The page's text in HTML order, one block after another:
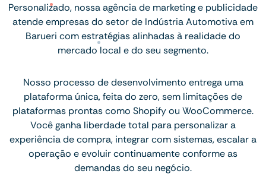
Personalizado, nossa agência de marketing e publicidade
atende empresas do setor de Indústria Automotiva em
Barueri com estratégias alinhadas à realidade do
mercado local e do seu segmento.
Nosso processo de desenvolvimento entrega uma
plataforma única, feita do zero, sem limitações de
plataformas prontas como Shopify ou WooCommerce.
Você ganha liberdade total para personalizar a
experiência de compra, integrar com sistemas, escalar a
operação e evoluir continuamente conforme as
demandas do seu negócio.